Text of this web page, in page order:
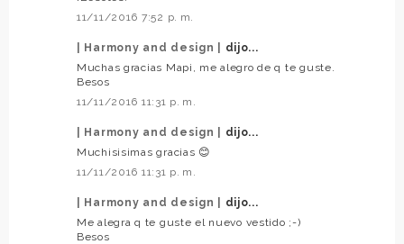
11/11/2016 7:52 p. m.
| Harmony and design |
dijo...
Muchas gracias Mapi, me alegro de q te guste.
Besos
11/11/2016 11:31 p. m.
| Harmony and design |
dijo...
Muchisisimas gracias 😊
11/11/2016 11:31 p. m.
| Harmony and design |
dijo...
Me alegra q te guste el nuevo vestido ;-)
Besos